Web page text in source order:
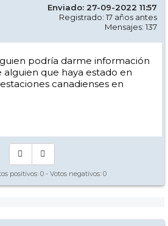
Enviado: 27-09-2022 11:57
Registrado: 17 años antes
Mensajes: 137
podría darme información
que haya estado en
canadienses en
positivos: 0 - Votos negativos: 0